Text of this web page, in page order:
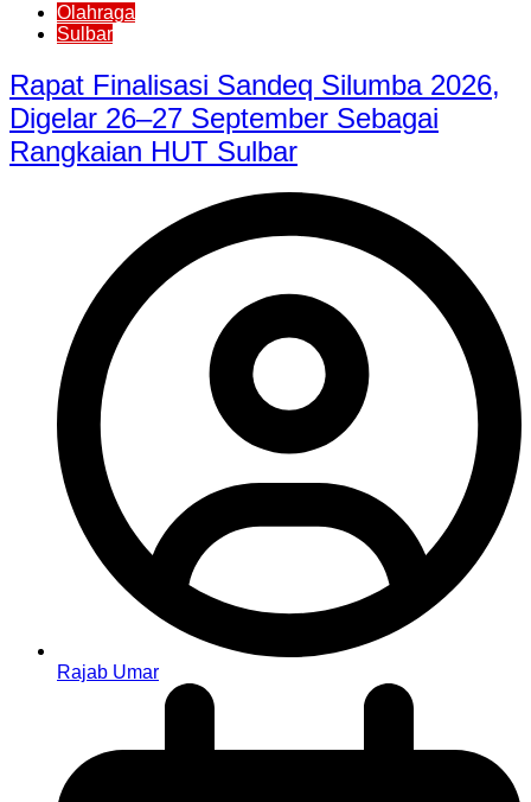
Olahraga
Sulbar
Rapat Finalisasi Sandeq Silumba 2026,
Digelar 26–27 September Sebagai
Rangkaian HUT Sulbar
Rajab Umar